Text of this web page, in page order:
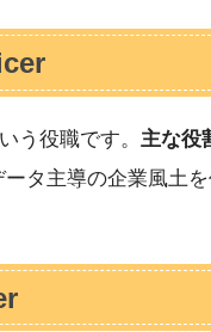
う役職です。 主な役
ータ主導の企業風土